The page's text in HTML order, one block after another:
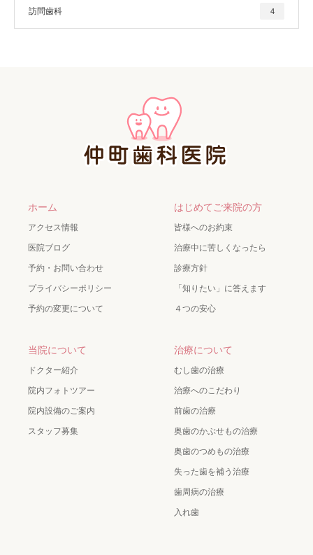
訪問歯科 4
ホーム
アクセス情報
医院ブログ
予約・お問い合わせ
プライバシーポリシー
予約の変更について
はじめてご来院の方
皆様へのお約束
治療中に苦しくなったら
診療方針
「知りたい」に答えます
４つの安心
当院について
ドクター紹介
院内フォトツアー
院内設備のご案内
スタッフ募集
治療について
むし歯の治療
治療へのこだわり
前歯の治療
奥歯のかぶせもの治療
奥歯のつめもの治療
失った歯を補う治療
歯周病の治療
入れ歯